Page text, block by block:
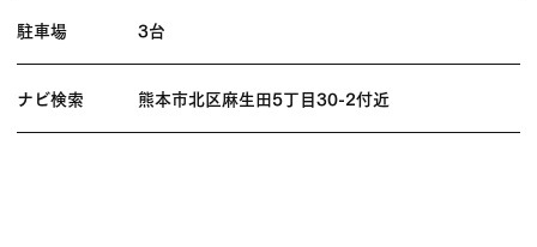
駐車場 3台
ナビ検索 熊本市北区麻生田5丁目30-2付近